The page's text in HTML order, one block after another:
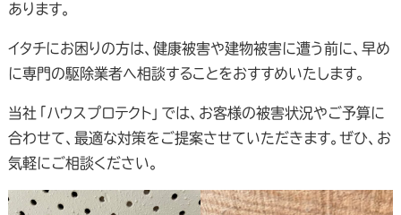
あります。
イタチにお困りの方は、健康被害や建物被害に遭う前に、早め
に専門の駆除業者へ相談することをおすすめいたします。
当社「ハウスプロテクト」では、お客様の被害状況やご予算に
合わせて、最適な対策をご提案させていただきます。ぜひ、お
気軽にご相談ください。